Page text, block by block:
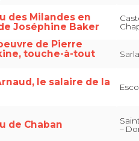
des Milandes en
Joséphine Baker
de Pierre
touche-à-tout
le salaire de la
de Chaban
–